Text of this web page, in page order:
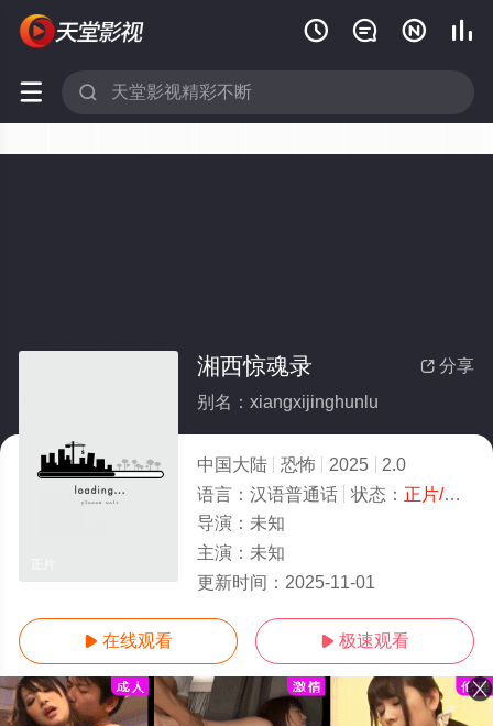
   
 
 分享
湘西惊魂录
别名：xiangxijinghunlu
中国大陆 恐怖 2025
2.0
语言： 汉语普通话 状态： 正片/高清
导演： 未知
主演： 未知
更新时间： 2025-11-01
 在线观看  极速观看